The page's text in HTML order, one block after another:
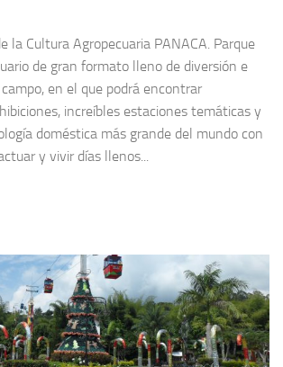
la Cultura Agropecuaria PANACA. Parque
de gran formato lleno de diversión e
en el que podrá encontrar
increíbles estaciones temáticas y
doméstica más grande del mundo con
y vivir días llenos...